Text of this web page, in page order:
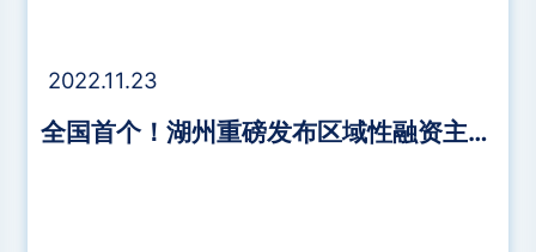
2022.11.23
全国首个！湖州重磅发布区域性融资主体ESG评价系统